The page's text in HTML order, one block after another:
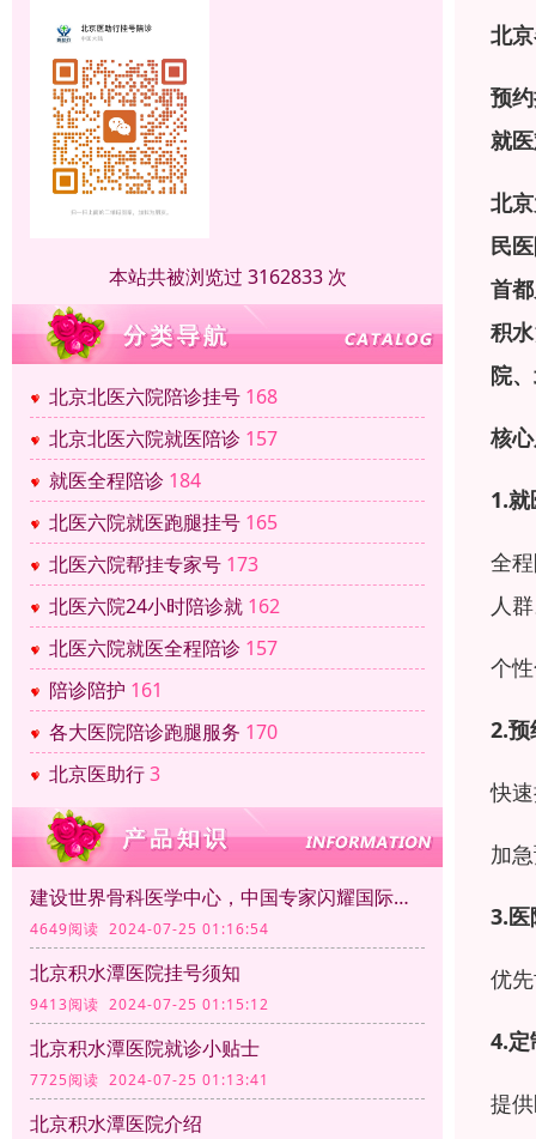
本站共被浏览过 3162833 次
北京北医六院陪诊挂号 168
北京北医六院就医陪诊 157
就医全程陪诊 184
北医六院就医跑腿挂号 165
北医六院帮挂专家号 173
北医六院24小时陪诊就 162
北医六院就医全程陪诊 157
陪诊陪护 161
各大医院陪诊跑腿服务 170
北京医助行3
建设世界骨科医学中心，中国专家闪耀国际肩关节外科舞台
4649阅读 2024-07-25 01:16:54
北京积水潭医院挂号须知
9413阅读 2024-07-25 01:15:12
北京积水潭医院就诊小贴士
7725阅读 2024-07-25 01:13:41
北京积水潭医院介绍
北
预
就
北
民
首
积
院
核
1.
全
人
个
2.预
快
加
3.医
优
4.定
提